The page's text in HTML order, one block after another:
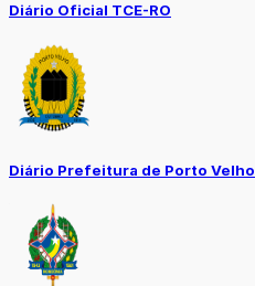
Diário Oficial TCE-RO
Diário Prefeitura de Porto Velho